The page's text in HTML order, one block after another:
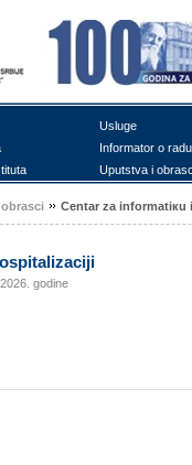
Uslugе
Infоrmаtоr о rаdu
Uputstvа i
Cеntаr zа infоrmаtiкu
godine